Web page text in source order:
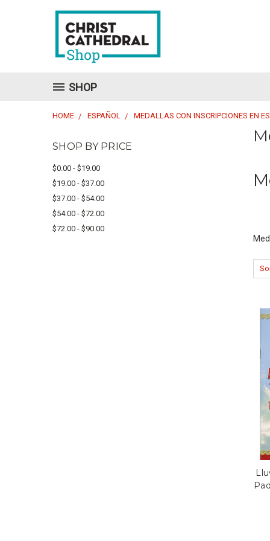
SHOP
HOME ESPAÑOL MEDALLAS CON INSCRIPCIONES EN
SHOP BY PRICE
$0.00 - $19.00
$19.00 - $37.00
$37.00 - $54.00
$54.00 - $72.00
$72.00 - $90.00